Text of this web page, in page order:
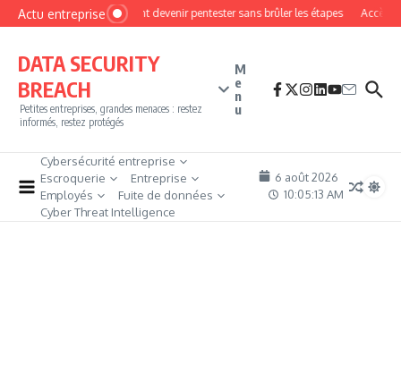
Aller au contenu
Actu entrepriseComment devenir pentester sans brûler les étapes Accès
DATA SECURITY
BREACH
Petites entreprises, grandes menaces : restez
informés, restez protégés
M
e
n
u
Cybersécurité entreprise
Escroquerie
Entreprise
Employés
Fuite de données
Cyber Threat Intelligence
6 août 2026
10:05:14 AM